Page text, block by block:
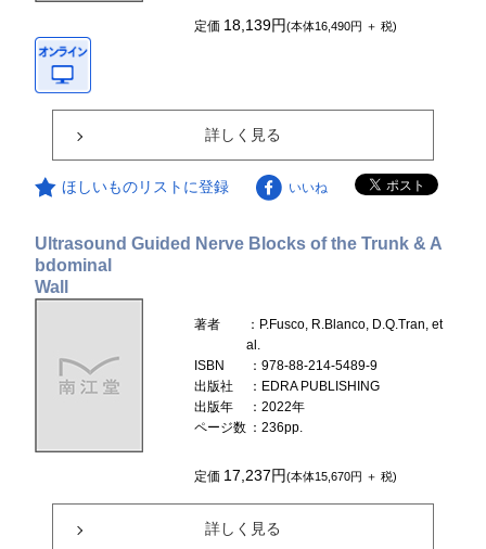
定価 18,139円(本体16,490円 ＋ 税)
詳しく見る
ほしいものリストに登録 いいね
Ultrasound Guided Nerve Blocks of the Trunk & A
bdominal
Wall
著者
：P.Fusco, R.Blanco, D.Q.Tran, et
al.
ISBN
：978-88-214-5489-9
出版社
：EDRA PUBLISHING
出版年
：2022年
ページ数 ：236pp.
定価 17,237円(本体15,670円 ＋ 税)
詳しく見る